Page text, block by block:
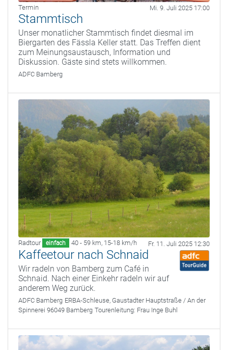
Termin Mi. 9. Juli 2025 17:00
Stammtisch
Unser monatlicher Stammtisch findet diesmal im
Biergarten des Fässla Keller statt. Das Treffen dient
zum Meinungsaustausch, Information und
Diskussion. Gäste sind stets willkommen.
ADFC Bamberg
Radtour einfach 40 - 59 km, 15-18 km/h Fr. 11. Juli 2025 12:30
Kaffeetour nach Schnaid
Wir radeln von Bamberg zum Café in
Schnaid. Nach einer Einkehr radeln wir auf
anderem Weg zurück.
ADFC Bamberg ERBA-Schleuse, Gaustadter Hauptstraße / An der
Spinnerei 96049 Bamberg Tourenleitung: Frau Inge Buhl